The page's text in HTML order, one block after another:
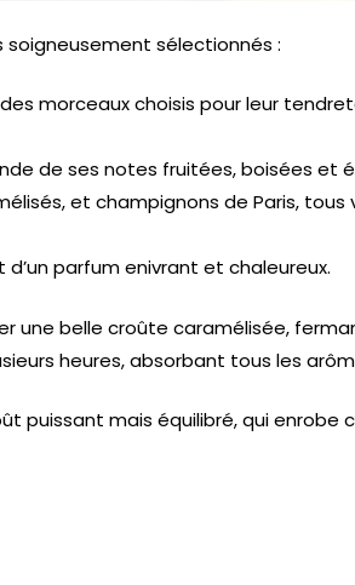
sélectionnés :
morceaux choisis pour leur
de ses notes fruitées, boisées et
et champignons de Paris, tous
parfum enivrant et chaleureux.
belle croûte caramélisée,
heures, absorbant tous les
puissant mais équilibré, qui enrobe